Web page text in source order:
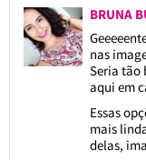
BRUNA
nas
Seria tão
aqui em
Essas
mais
delas,